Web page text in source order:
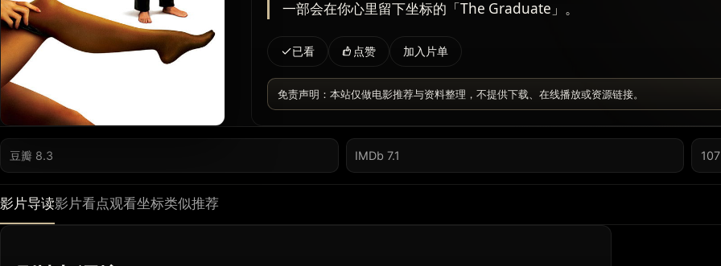
一部会在你心里留下坐标的「The Graduate」。
已看 点赞 加入片单
免责声明：本站仅做电影推荐与资料整理，不提供下载、在线播放或资源链接。
豆瓣 8.3 IMDb 7.1
影片导读影片看点观看坐标类似推荐